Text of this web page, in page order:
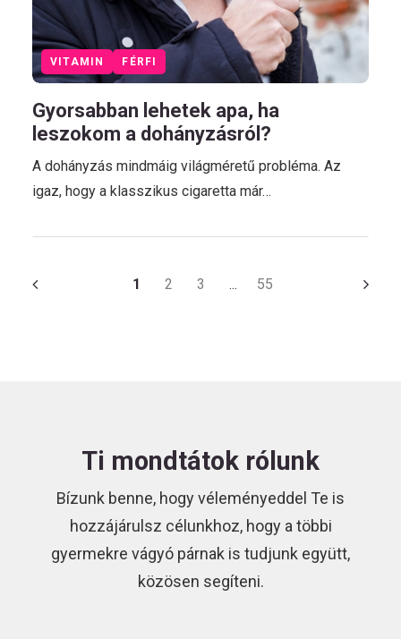
VITAMIN FÉRFI
Gyorsabban lehetek apa, ha
leszokom a dohányzásról?
A dohányzás mindmáig világméretű probléma. Az
igaz, hogy a klasszikus cigaretta már…
1 2 3 … 55
Ti mondtátok rólunk
Bízunk benne, hogy véleményeddel Te is
hozzájárulsz célunkhoz, hogy a többi
gyermekre vágyó párnak is tudjunk együtt,
közösen segíteni.